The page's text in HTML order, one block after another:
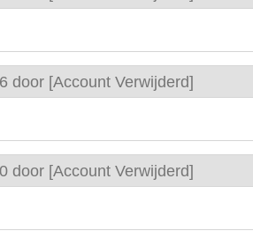
door [Account Verwijderd]
door [Account Verwijderd]